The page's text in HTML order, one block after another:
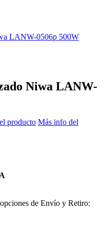
LANW-0506p 500W
Niwa LANW-
producto Más info del
de Envío y Retiro: